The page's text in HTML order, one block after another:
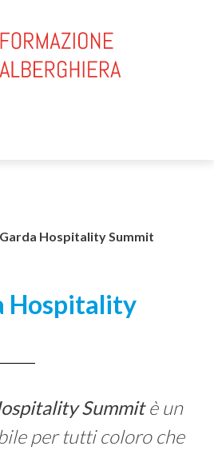
Hospitality Summit
Hospitality
Summitè un
per tutti coloro che